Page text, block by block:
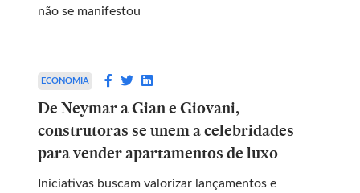
não se manifestou
ECONOMIA
De Neymar a Gian e Giovani,
construtoras se unem a celebridades
para vender apartamentos de luxo
Iniciativas buscam valorizar lançamentos e